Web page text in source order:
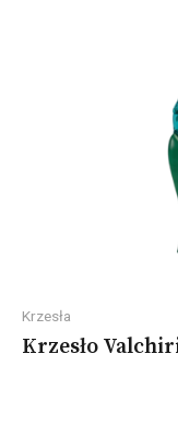
Krzesła
Krzesło